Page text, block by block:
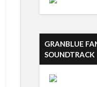
GRANBLUE
SOUNDTRACK